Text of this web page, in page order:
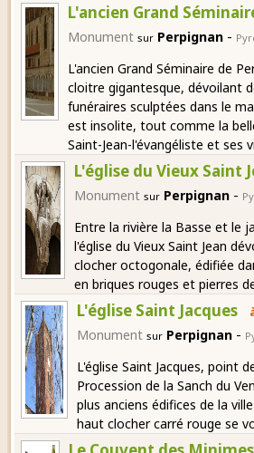
L'ancien Grand
Monument sur Perpignan -
L'ancien Grand Séminaire de
cloitre gigantesque, dévoilant
funéraires sculptées dans le
est insolite, tout comme la
Saint-Jean-l'évangéliste et ses
L'église du Vieux Saint
Monument sur Perpignan -
Entre la rivière la Basse et le
l'église du Vieux Saint Jean
clocher octogonale, édifiée
en briques rouges et pierres
L'église Saint Jacques
Monument sur Perpignan -
L'église Saint Jacques, point
Procession de la Sanch du
plus anciens édifices de la
haut clocher carré rouge se